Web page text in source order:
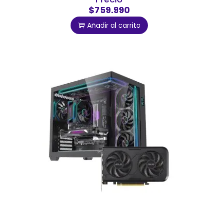
$759.990
Añadir al carrito